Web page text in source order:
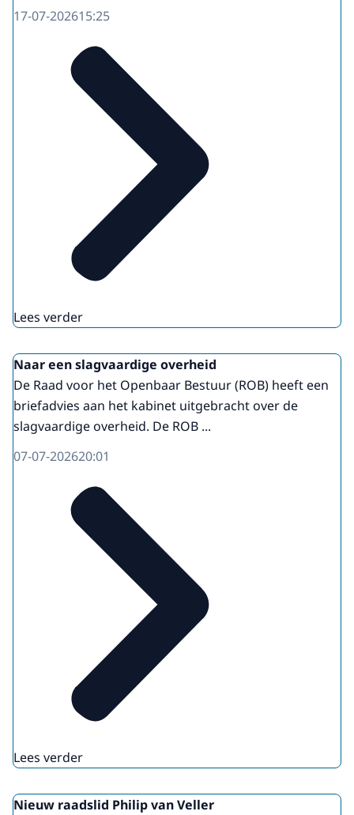
17-07-202615:25
Lees verder
Naar een slagvaardige overheid
De Raad voor het Openbaar Bestuur (ROB) heeft een
briefadvies aan het kabinet uitgebracht over de
slagvaardige overheid. De ROB ...
07-07-202620:01
Lees verder
Nieuw raadslid Philip van Veller